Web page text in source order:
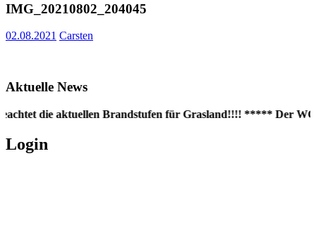
IMG_20210802_204045
02.08.2021 Carsten
Aktuelle News
die aktuellen Brandstufen für Grasland!!!! ***** Der
Login